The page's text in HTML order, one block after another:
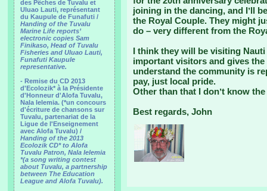
des Pêches de Tuvalu et
Uluao Lauti, représentant
du Kaupule de Funafuti /
Handing of the Tuvalu
Marine Life reports’
electronic copies Sam
Finikaso, Head of Tuvalu
Fisheries and Uluao Lauti,
Funafuti Kaupule
representative.
- Remise du CD 2013
d'Ecolozik* à la Présidente
d'Honneur d'Alofa Tuvalu,
Nala Ielemia. (*un concours
d'écriture de chansons sur
Tuvalu, partenariat de la
Ligue de l'Enseignement
avec Alofa Tuvalu) /
Handing of the 2013
Ecolozik CD* to Alofa
Tuvalu Patron, Nala Ielemia
*(a song writing contest
about Tuvalu, a partnership
between The Education
League and Alofa Tuvalu).
joining in the dancing, and Iʼll
the Royal Couple. They might
do – very different from the
I think they will be visiting
important visitors and gives
understand the community is
pay, just local pride.
Other than that I donʼt know
Best regards, John